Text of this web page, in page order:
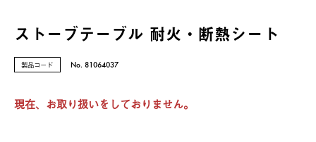
ストーブテーブル 耐火・断熱シート
製品コード No. 81064037
現在、お取り扱いをしておりません。